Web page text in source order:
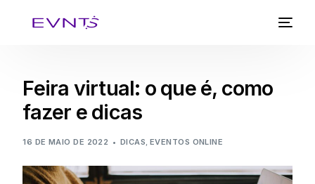
Feira virtual: o que é, como
fazer e dicas
16 DE MAIO DE 2022 DICAS, EVENTOS ONLINE